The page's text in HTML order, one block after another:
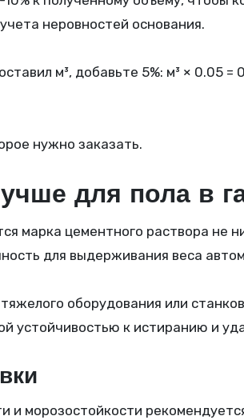
неровностей основания.
м³, добавьте 5%: м³ × 0.05
нужно заказать.
для пола в
марка цементного раствора не
для выдерживания веса
оборудования или
устойчивостью к истиранию и
и морозостойкости